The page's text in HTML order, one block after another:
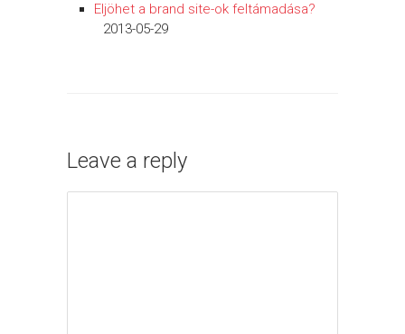
Eljöhet a brand site-ok feltámadása?
2013-05-29
Leave a reply